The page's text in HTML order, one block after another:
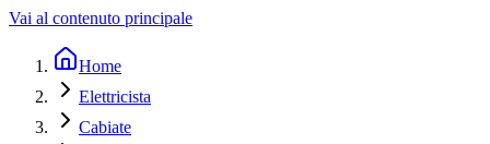
Vai al contenuto principale
Home
Elettricista
Cabiate